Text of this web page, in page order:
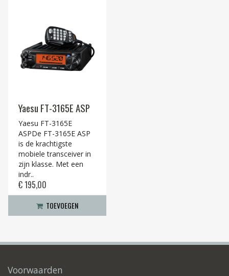
Yaesu FT-3165E ASP
Yaesu FT-3165E
ASPDe FT-3165E ASP
is de krachtigste
mobiele transceiver in
zijn klasse. Met een
indr..
€ 195,00
TOEVOEGEN
Voorwaarden